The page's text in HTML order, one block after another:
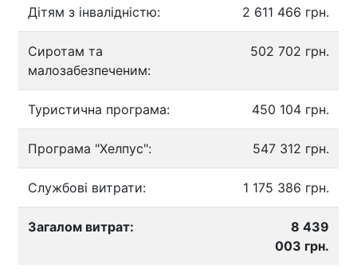
Дітям з інвалідністю: 2 611 466 грн.
Сиротам та
малозабезпеченим:
502 702 грн.
Туристична програма: 450 104 грн.
Програма "Хелпус": 547 312 грн.
Службові витрати: 1 175 386 грн.
Загалом витрат:
8 439
003 грн.